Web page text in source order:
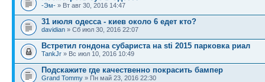
-Эм- » Вт авг 30, 2016 14:47
31 июля одесса - киев около 6 едет кто?
davidian » Сб июл 30, 2016 22:07
Встретил гондона субариста на sti 2015 парковка риал
TankJr » Вс июл 10, 2016 10:49
Подскажите где качественно покрасить бампер
Grand Tommy » Пн май 23, 2016 22:30